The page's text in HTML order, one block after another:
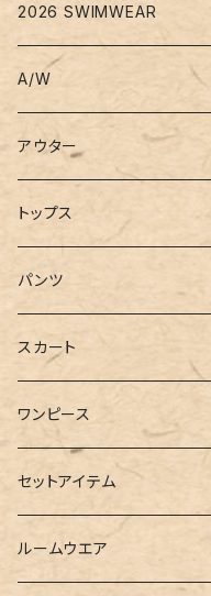
2026 SWIMWEAR
A/W
アウター
コート
ジャケット
ブルゾン
ロングシャツ
ダウンジャケット
ベスト
トップス
Tシャツ
カットソー
半袖
スウェット・パーカー
ニット
シャツ
パンツ
デニム
スキニー
ショートパンツ
ハーフパンツ
スカート
ロング
ミニ
その他
ワンピース
シャツワンピース
スウェットワンピース
セットアイテム
ルームウエア